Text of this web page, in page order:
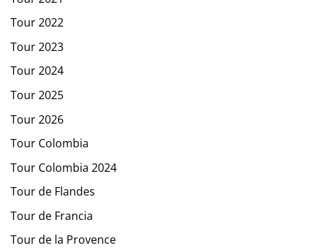
Tour 2022
Tour 2023
Tour 2024
Tour 2025
Tour 2026
Tour Colombia
Tour Colombia 2024
Tour de Flandes
Tour de Francia
Tour de la Provence